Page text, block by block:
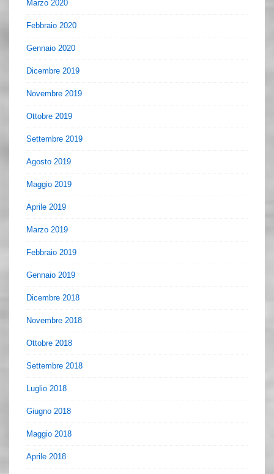
Marzo 2020
Febbraio 2020
Gennaio 2020
Dicembre 2019
Novembre 2019
Ottobre 2019
Settembre 2019
Agosto 2019
Maggio 2019
Aprile 2019
Marzo 2019
Febbraio 2019
Gennaio 2019
Dicembre 2018
Novembre 2018
Ottobre 2018
Settembre 2018
Luglio 2018
Giugno 2018
Maggio 2018
Aprile 2018